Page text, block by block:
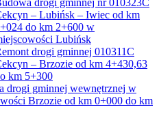
drogi gminnej nr 010323C
– Lubińsk – Iwiec od km
do km 2+600 w
Lubińsk
drogi gminnej 010311C
– Brzozie od km 4+430,63
km 5+300
drogi gminnej wewnętrznej w
Brzozie od km 0+000 do km